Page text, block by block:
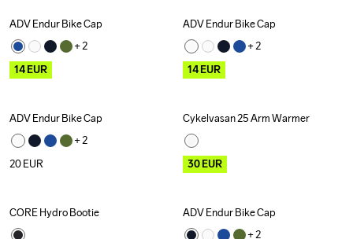
Outlet
ADV Endur Bike Cap
+ 2
14EUR
Outlet
ADV Endur Bike Cap
+ 2
14EUR
ADV Endur Bike Cap
+ 2
20EUR
Outlet
Cykelvasan 25 Arm Warmer
30EUR
CORE Hydro Bootie
ADV Endur Bike Cap
+ 2